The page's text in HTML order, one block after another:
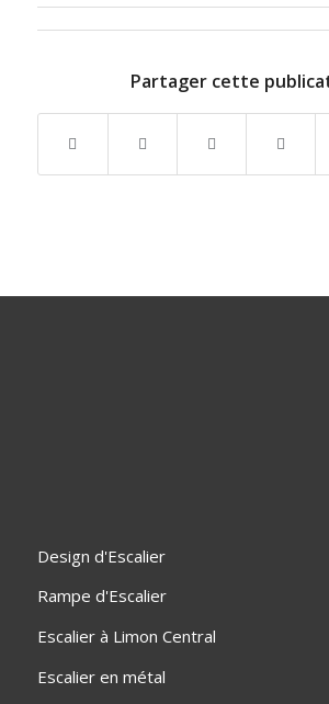
Partager cette
Design d'Escalier
Rampe d'Escalier
Escalier à Limon Central
Escalier en métal